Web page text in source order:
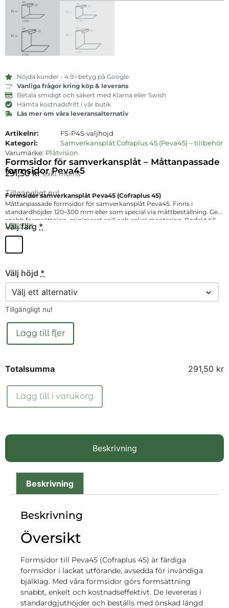
Nöjda kunder - 4.9 i betyg på Google
Vanliga frågor kring köp & leverans
Betala smidigt och säkert med Klarna eller Swish
Hämta kostnadsfritt i vår butik
Läs mer om våra leveransalternativ
Artikelnr:
FS-P45-valjhojd
Kategori:
Samverkansplåt Cofraplus 45 (Peva45) – tillbehör
Varumärke: Plåtvision
Formsidor för samverkansplåt – Måttanpassade
formsidor Peva45
291,50kr exkl moms
Tillgängligt nu!
Formsidor samverkansplåt Peva45 (Cofraplus 45)
Måttanpassade formsidor för samverkansplåt Peva45. Finns i
standardhöjder 120–300 mm eller som special via måttbeställning. Ger
snabb formsättning, minimerat spill och enkel montering. Perfekt till
bjälklag i bostäder, kontor, industri och lager.
Läs mer
Välj färg *
Välj höjd *
Tillgängligt nu!
Lägg till fler
Totalsumma 291,50 kr
Lägg till i varukorg
Beskrivning
Beskrivning
Beskrivning
Översikt
Formsidor till Peva45 (Cofraplus 45) är färdiga
formsidor i lackat utförande, avsedda för invändiga
bjälklag. Med våra formsidor görs formsättning
snabbt, enkelt och kostnadseffektivt. De levereras i
standardgjuthöjder och beställs med önskad längd